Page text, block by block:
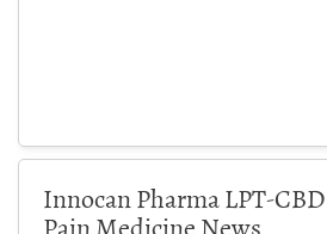
Innocan Pharma LPT-